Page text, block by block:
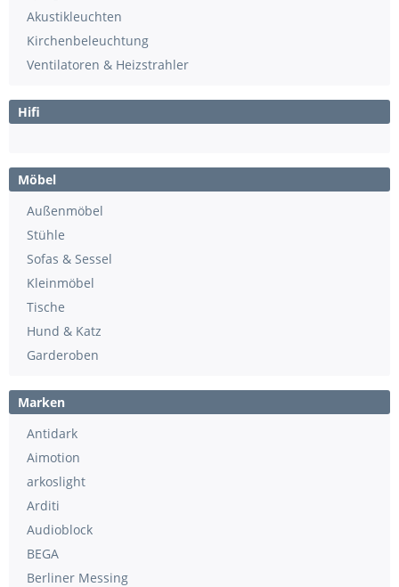
Akustikleuchten
Kirchenbeleuchtung
Ventilatoren & Heizstrahler
Hifi
Möbel
Außenmöbel
Stühle
Sofas & Sessel
Kleinmöbel
Tische
Hund & Katz
Garderoben
Marken
Antidark
Aimotion
arkoslight
Arditi
Audioblock
BEGA
Berliner Messing